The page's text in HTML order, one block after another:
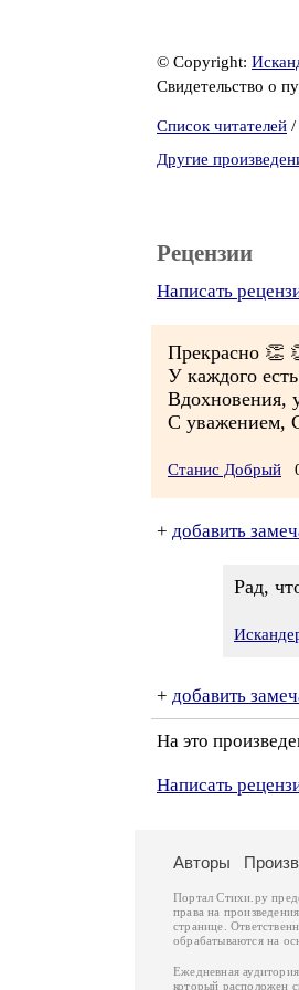
© Copyright:
Свидетельство о
Список читателей /
Другие
Рецензии
Написать
Прекрасно 👏
У каждого
Вдохновения,
С уважением,
Станис Добрый
+ добавить
Рад,
+ добавить
На это
Написать
Авторы
Портал Стихи.ру
права на
странице.
обрабатываются на
Ежедневная
который расположен